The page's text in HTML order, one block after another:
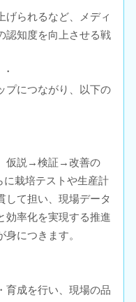
げられるなど、メディ
認知度を向上させる戦
プにつながり、以下の
仮説→検証→改善の
栽培テストや生産計
して担い、現場データ
効率化を実現する推進
につきます。
育成を行い、現場の品